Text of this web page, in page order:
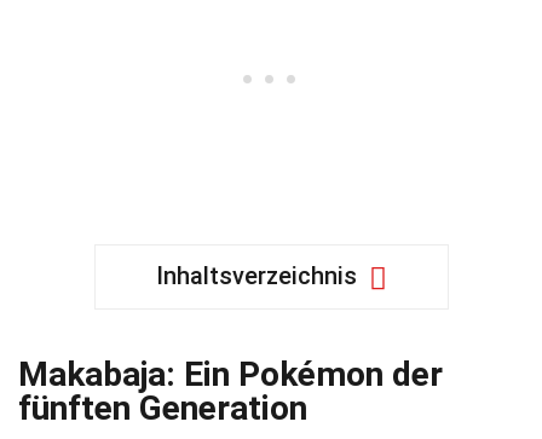
Inhaltsverzeichnis
Makabaja: Ein Pokémon der
fünften Generation